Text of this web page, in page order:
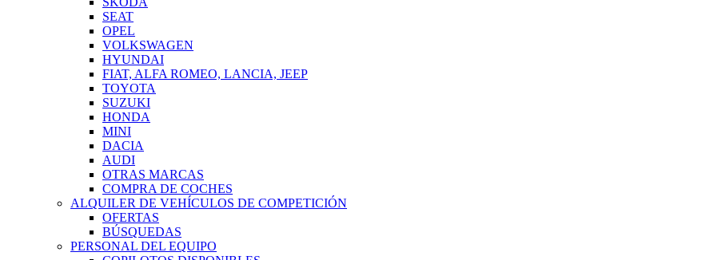
SEAT
OPEL
VOLKSWAGEN
HYUNDAI
FIAT, ALFA ROMEO, LANCIA, JEEP
TOYOTA
SUZUKI
HONDA
MINI
DACIA
AUDI
OTRAS MARCAS
COMPRA DE COCHES
ALQUILER DE VEHÍCULOS DE COMPETICIÓN
OFERTAS
BÚSQUEDAS
PERSONAL DEL EQUIPO